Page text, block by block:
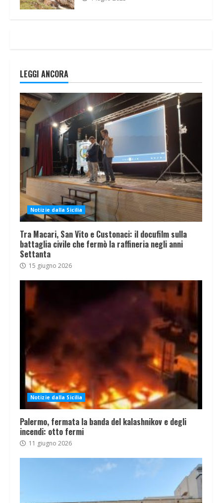
LEGGI ANCORA
Notizie dalla Sicilia
Tra Macari, San Vito e Custonaci: il docufilm sulla
battaglia civile che fermò la raffineria negli anni
Settanta
15 giugno 2026
Notizie dalla Sicilia
Palermo, fermata la banda del kalashnikov e degli
incendi: otto fermi
11 giugno 2026